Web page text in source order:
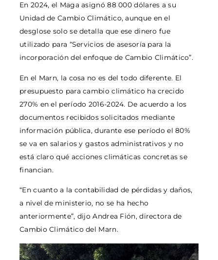
En 2024, el Maga asignó 88 000 dólares a su
Unidad de Cambio Climático, aunque en el
desglose solo se detalla que ese dinero fue
utilizado para “Servicios de asesoría para la
incorporación del enfoque de Cambio Climático”.
En el Marn, la cosa no es del todo diferente. El
presupuesto para cambio climático ha crecido
270% en el período 2016-2024. De acuerdo a los
documentos recibidos solicitados mediante
información pública, durante ese período el 80%
se va en salarios y gastos administrativos y no
está claro qué acciones climáticas concretas se
financian.
“En cuanto a la contabilidad de pérdidas y daños,
a nivel de ministerio, no se ha hecho
anteriormente”, dijo Andrea Fión, directora de
Cambio Climático del Marn.